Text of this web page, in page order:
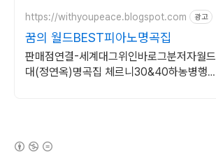
https://withyoupeace.blogspot.com 광고
꿈의 월드BEST피아노명곡집
판매점연결-세계대그위인바로그분저자월드
대(정연옥)명곡집 체르니30&40하농병행악